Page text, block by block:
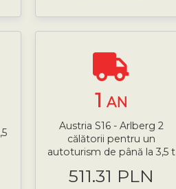
1AN
Austria S16 - Arlberg 2
călătorii pentru un
autoturism de până la 3,5 t
511.31 PLN